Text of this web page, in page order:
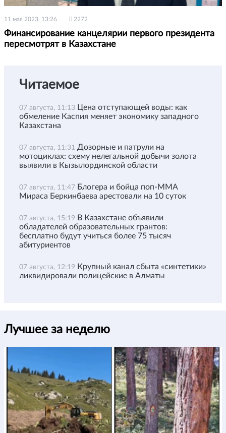
11 мая 2023, 13:26 2272
Финансирование канцелярии первого президента
пересмотрят в Казахстане
Читаемое
07 августа, 11:13 Цена отступающей воды: как
обмеление Каспия меняет экономику западного
Казахстана
07 августа, 11:31 Дозорные и патрули на
мотоциклах: схему нелегальной добычи золота
выявили в Кызылординской области
07 августа, 11:47 Блогера и бойца поп-ММА
Мираса Беркинбаева арестовали на 10 суток
07 августа, 15:19 В Казахстане объявили
обладателей образовательных грантов:
бесплатно будут учиться более 75 тысяч
абитуриентов
07 августа, 12:19 Крупный канал сбыта «синтетики»
ликвидировали полицейские в Алматы
Лучшее за неделю